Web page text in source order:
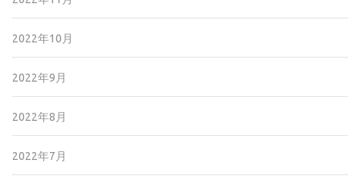
2022年10月
2022年9月
2022年8月
2022年7月